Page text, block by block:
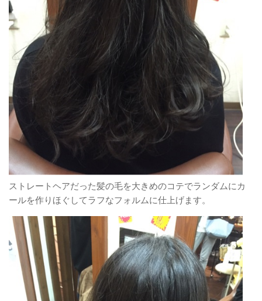
ストレートヘアだった髪の毛を大きめのコテでランダムにカ
ールを作りほぐしてラフなフォルムに仕上げます。